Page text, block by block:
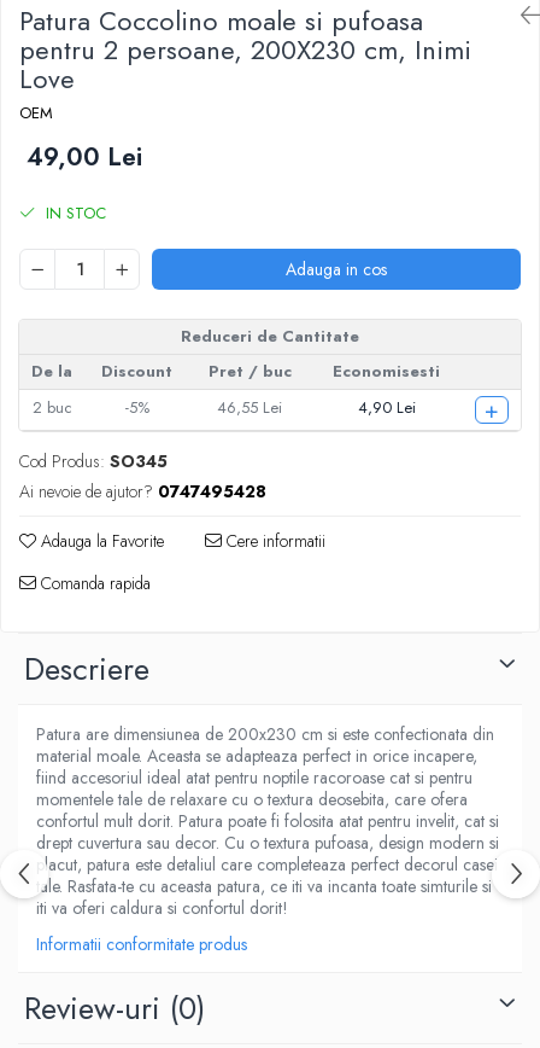
Patura Coccolino moale si pufoasa
pentru 2 persoane, 200X230 cm, Inimi
Love
OEM
49,00 Lei
IN STOC
Adauga in cos
Reduceri de Cantitate
De la
Discount Pret / buc
Economisesti
2 buc -5% 46,55 Lei 4,90 Lei +
Cod Produs: SO345
Ai nevoie de ajutor? 0747495428
Adauga la Favorite
Cere informatii
Comanda rapida
Descriere
Patura are dimensiunea de 200x230 cm si este confectionata din
material moale. Aceasta se adapteaza perfect in orice incapere,
fiind accesoriul ideal atat pentru noptile racoroase cat si pentru
momentele tale de relaxare cu o textura deosebita, care ofera
confortul mult dorit. Patura poate fi folosita atat pentru invelit, cat si
drept cuvertura sau decor. Cu o textura pufoasa, design modern si
placut, patura este detaliul care completeaza perfect decorul casei
tale. Rasfata-te cu aceasta patura, ce iti va incanta toate simturile si
iti va oferi caldura si confortul dorit!
Informatii conformitate produs
Review-uri (0)